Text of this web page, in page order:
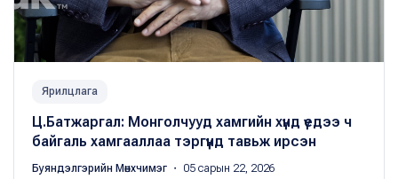
Ярилцлага
Ц.Батжаргал: Монголчууд хамгийн хүнд үедээ ч
байгаль хамгааллаа тэргүүнд тавьж ирсэн
Буяндэлгэрийн Мөнхчимэг ・ 05 сарын 22, 2026